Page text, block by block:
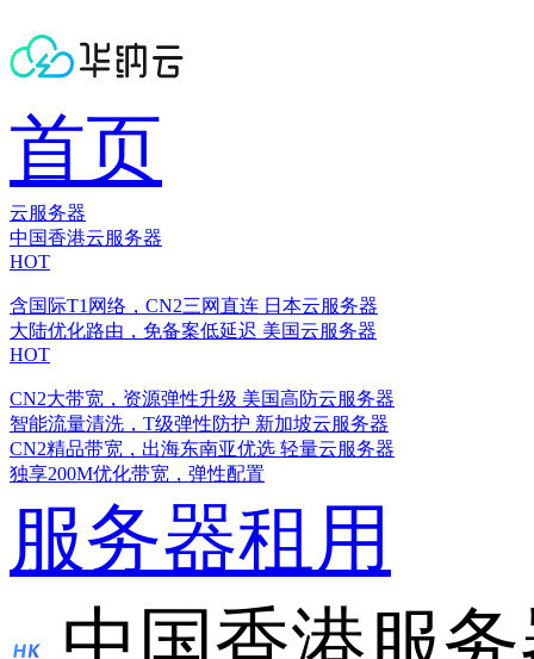
首页
云服务器
中国香港云服务器
HOT
含国际T1网络，CN2三网直连 日本云服务器
大陆优化路由，免备案低延迟 美国云服务器
HOT
CN2大带宽，资源弹性升级 美国高防云服务器
智能流量清洗，T级弹性防护 新加坡云服务器
CN2精品带宽，出海东南亚优选 轻量云服务器
独享200M优化带宽，弹性配置
服务器租用